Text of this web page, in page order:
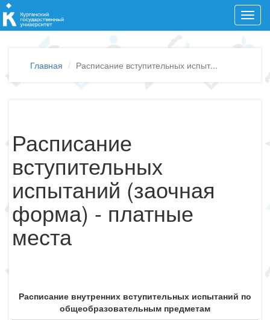
Главная Расписание вступительных испыт...
Расписание
вступительных
испытаний (заочная
форма) - платные
места
Расписание внутренних вступительных испытаний по
общеобразовательным предметам